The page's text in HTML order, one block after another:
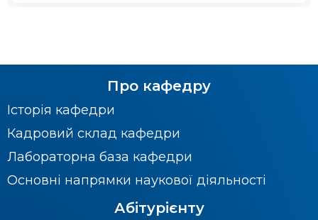
Про кафедру
Історія кафедри
Кадровий склад кафедри
Лабораторна база кафедри
Основні напрямки наукової діяльності
Абітурієнту